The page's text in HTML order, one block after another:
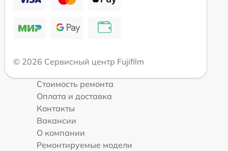
© 2026 Сервисный центр Fujifilm
Стоимость ремонта
Оплата и доставка
Контакты
Вакансии
О компании
Ремонтируемые модели